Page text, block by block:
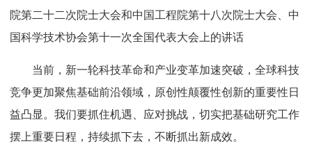
院第二十二次院士大会和中国工程院第十八次院士大会、中
国科学技术协会第十一次全国代表大会上的讲话
当前，新一轮科技革命和产业变革加速突破，全球科技
竞争更加聚焦基础前沿领域，原创性颠覆性创新的重要性日
益凸显。我们要抓住机遇、应对挑战，切实把基础研究工作
摆上重要日程，持续抓下去，不断抓出新成效。